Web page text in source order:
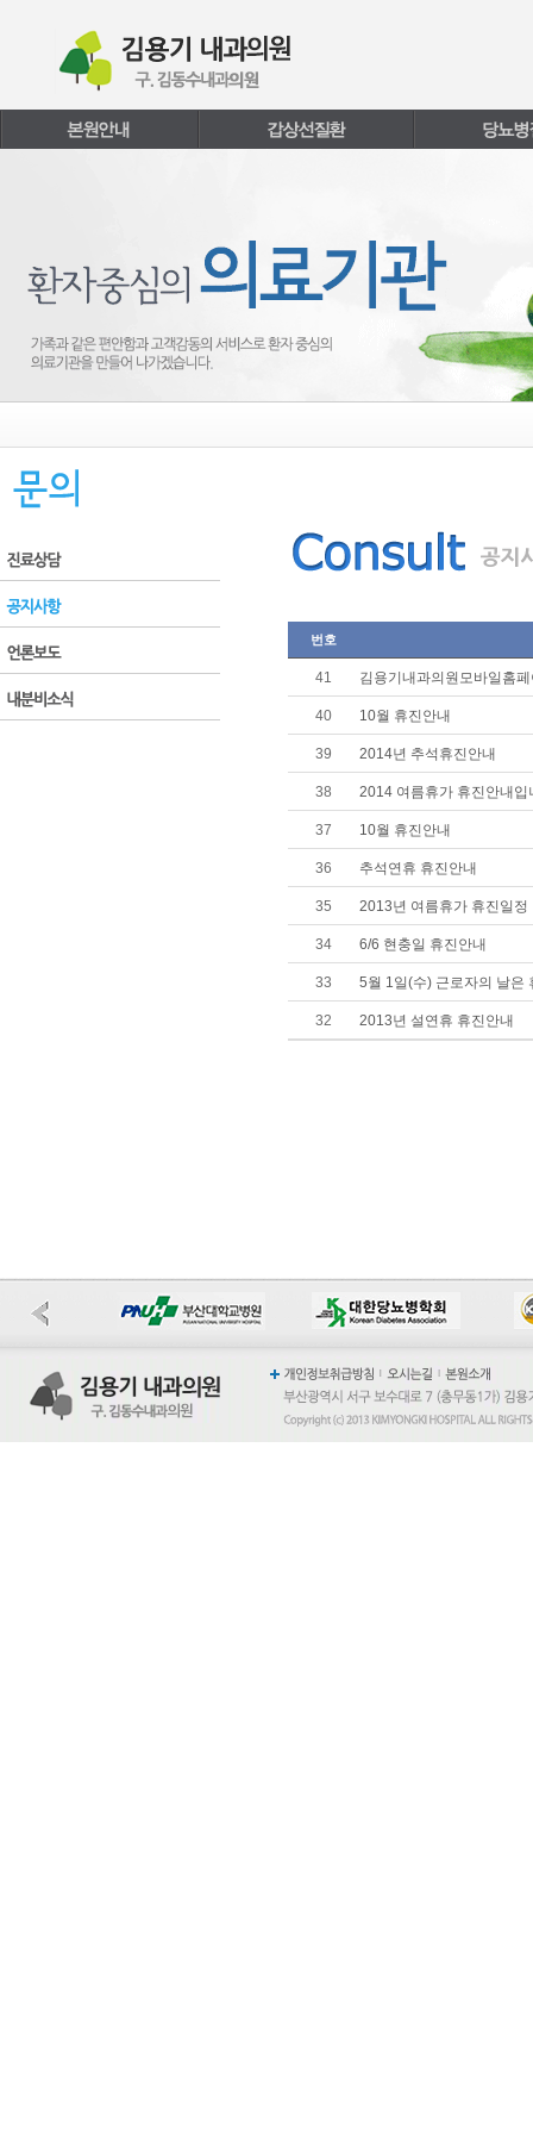
번호
41 김용기내과의원모바일홈
40 10월 휴진안내
39 2014년 추석휴진안내
38 2014 여름휴가 휴진안내입
37 10월 휴진안내
36 추석연휴 휴진안내
35 2013년 여름휴가 휴진일정
34 6/6 현충일 휴진안내
33 5월 1일(수) 근로자의 날은
32 2013년 설연휴 휴진안내